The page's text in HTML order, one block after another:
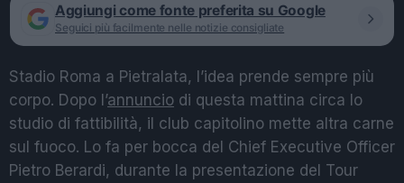
Aggiungi come fonte preferita su Google
Seguici più facilmente nelle notizie consigliate
Stadio Roma a Pietralata, l’idea prende sempre più
corpo. Dopo l’annuncio di questa mattina circa lo
studio di fattibilità, il club capitolino mette altra carne
sul fuoco. Lo fa per bocca del Chief Executive Officer
Pietro Berardi, durante la presentazione del Tour